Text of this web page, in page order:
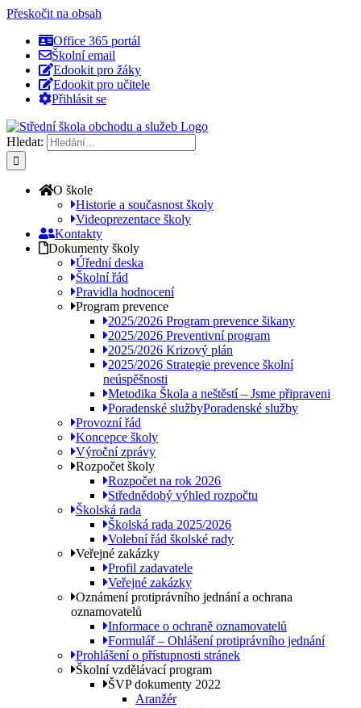
Přeskočit na obsah
Office 365 portál
Školní email
Edookit pro žáky
Edookit pro učitele
Přihlásit se
Hledat:
O škole
Historie a současnost školy
Videoprezentace školy
Kontakty
Dokumenty školy
Úřední deska
Školní řád
Pravidla hodnocení
Program prevence
2025/2026 Program prevence šikany
2025/2026 Preventivní program
2025/2026 Krizový plán
2025/2026 Strategie prevence školní
neúspěšnosti
Metodika Škola a neštěstí – Jsme připraveni
Poradenské službyPoradenské služby
Provozní řád
Koncepce školy
Výroční zprávy
Rozpočet školy
Rozpočet na rok 2026
Střednědobý výhled rozpočtu
Školská rada
Školská rada 2025/2026
Volební řád školské rady
Veřejné zakázky
Profil zadavatele
Veřejné zakázky
Oznámení protiprávního jednání a ochrana
oznamovatelů
Informace o ochraně oznamovatelů
Formulář – Ohlášení protiprávního jednání
Prohlášení o přístupnosti stránek
Školní vzdělávací program
ŠVP dokumenty 2022
Aranžér